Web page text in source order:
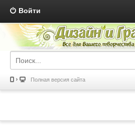
Войти
Полная версия сайта